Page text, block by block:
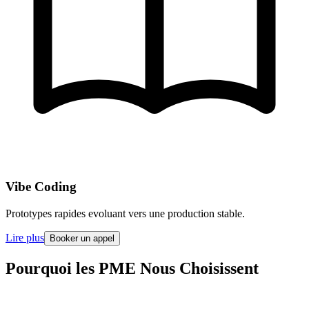
Vibe Coding
Prototypes rapides evoluant vers une production stable.
Lire plus Booker un appel
Pourquoi les PME Nous Choisissent